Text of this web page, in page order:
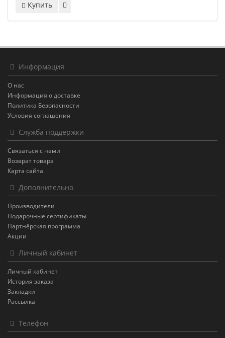
Купить
Информация
О нас
Информация о доставке
Политика Безопасности
Условия соглашения
Служба поддержки
Связаться с нами
Возврат товара
Карта сайта
Дополнительно
Производители
Подарочные сертификаты
Партнёрская программа
Акции
Личный кабинет
Личный кабинет
История заказа
Закладки
Рассылка
Телефон